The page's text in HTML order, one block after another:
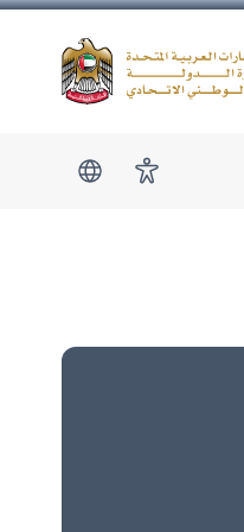
امكانية الوصول